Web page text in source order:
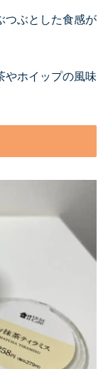
つぶとした食感が
やホイップの風味